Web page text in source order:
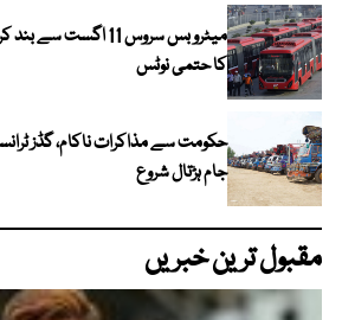
میٹرو بس سروس 11
کا حتمی نوٹس
حکومت سے مذاکرات ناکام، گڈز
جام ہڑتال شروع
مقبول ترین خبریں